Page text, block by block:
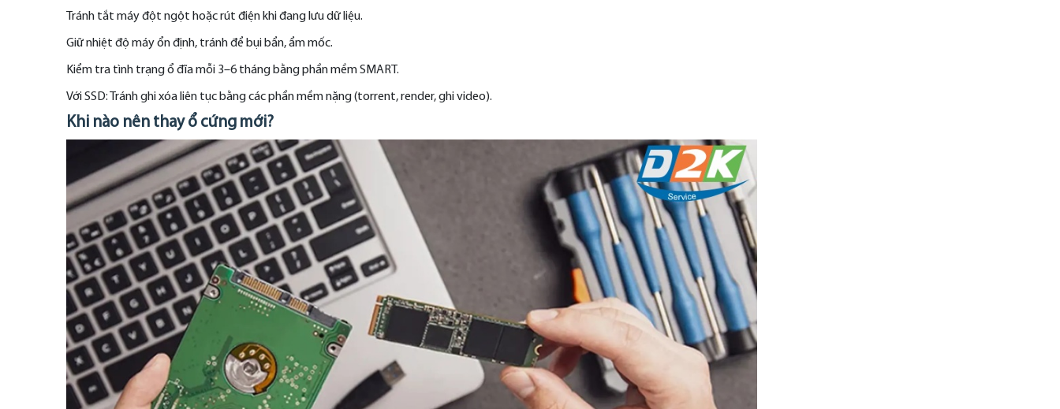
Tránh tắt máy đột ngột hoặc rút điện khi đang lưu dữ liệu.
Giữ nhiệt độ máy ổn định, tránh để bụi bẩn, ẩm mốc.
Kiểm tra tình trạng ổ đĩa mỗi 3–6 tháng bằng phần mềm SMART.
Với SSD: Tránh ghi xóa liên tục bằng các phần mềm nặng (torrent, render, ghi video).
Khi nào nên thay ổ cứng mới?